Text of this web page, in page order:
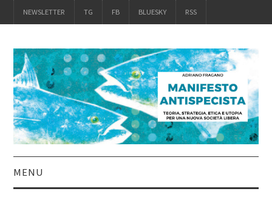
NEWSLETTER TG FB BLUESKY RSS
MENU